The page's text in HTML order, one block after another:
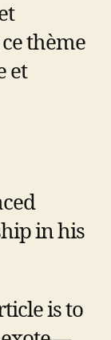
thème
et
in his
is to